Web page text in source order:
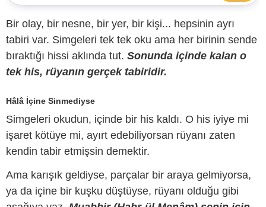
Bir olay, bir nesne, bir yer, bir kişi... hepsinin ayrı
tabiri var. Simgeleri tek tek oku ama her birinin sende
bıraktığı hissi aklında tut. Sonunda içinde kalan o
tek his, rüyanın gerçek tabiridir.
Hâlâ İçine Sinmediyse
Simgeleri okudun, içinde bir his kaldı. O his iyiye mi
işaret kötüye mi, ayırt edebiliyorsan rüyanı zaten
kendin tabir etmişsin demektir.
Ama karışık geldiyse, parçalar bir araya gelmiyorsa,
ya da içine bir kuşku düştüyse, rüyanı olduğu gibi